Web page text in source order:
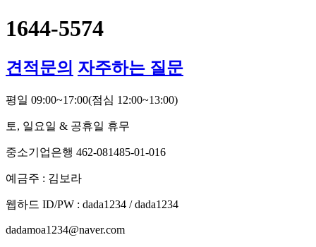
1644-5574
견적문의 자주하는 질문
평일 09:00~17:00(점심 12:00~13:00)
토, 일요일 & 공휴일 휴무
중소기업은행 462-081485-01-016
예금주 : 김보라
웹하드 ID/PW : dada1234 / dada1234
dadamoa1234@naver.com